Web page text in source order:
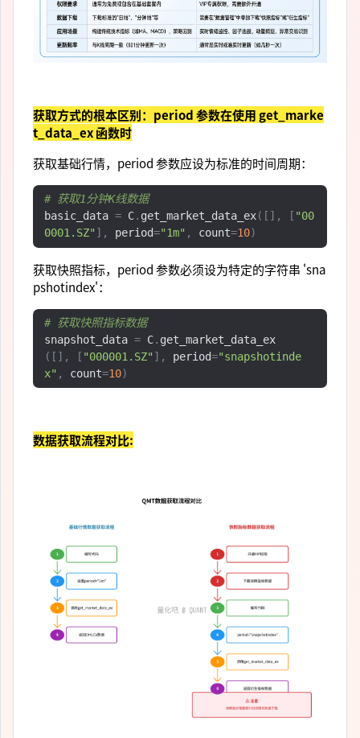
获取方式的根本区别：period 参数在使用 get_marke
t_data_ex 函数时
获取基础行情，period 参数应设为标准的时间周期：
# 获取1分钟K线数据
basic_data = C. get_market_data_ex([], [ "00
0001.SZ" ], period="1m" , count=10)
获取快照指标，period 参数必须设为特定的字符串 'sna
pshotindex'：
# 获取快照指标数据
snapshot_data = C. get_market_data_ex
([],
[ "000001.SZ" ], period="snapshotinde
x" , count=10)
数据获取流程对比: